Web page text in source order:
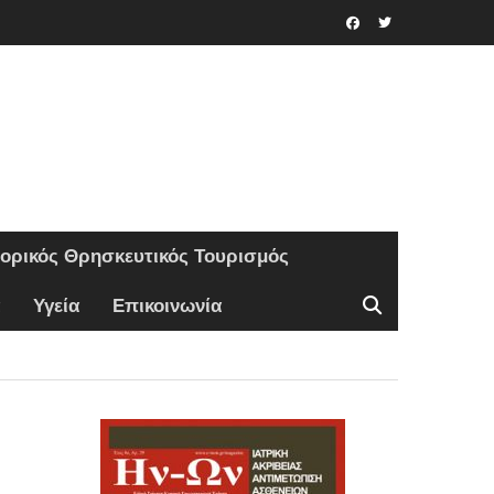
Θρησκευτικός Τουρισμός
Υγεία Επικοινωνία